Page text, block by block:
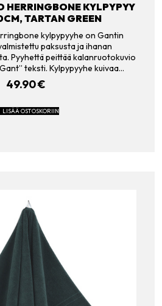
HERRINGBONE KYLPYPYY
TARTAN GREEN
kylpypyyhe on Gantin
paksusta ja ihanan
Pyyhettä peittää kalanruotokuvio
teksti. Kylpypyyhe kuivaa…
49.90€
LISÄÄ OSTOSKORIIN